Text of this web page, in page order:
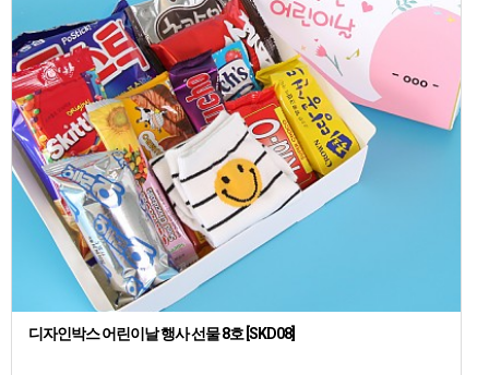
디자인박스 어린이날 행사 선물 8호 [SKD08]